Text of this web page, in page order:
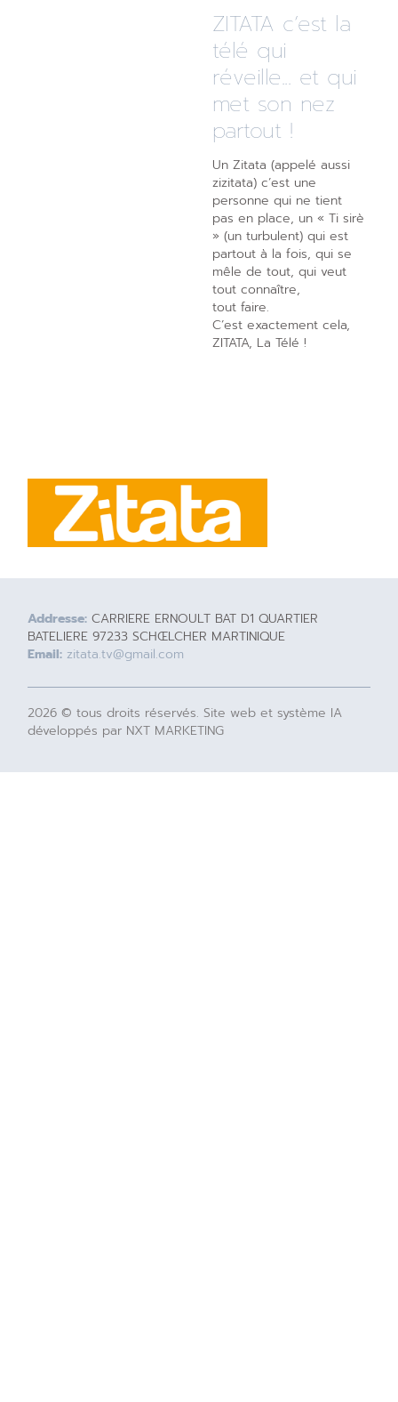
ZITATA c’est la
télé qui
réveille... et qui
met son nez
partout !
Un Zitata (appelé aussi
zizitata) c’est une
personne qui ne tient
pas en place, un « Ti sirè
» (un turbulent) qui est
partout à la fois, qui se
mêle de tout, qui veut
tout connaître,
tout faire.
C’est exactement cela,
ZITATA, La Télé !
Addresse: CARRIERE ERNOULT BAT D1 QUARTIER
BATELIERE 97233 SCHŒLCHER MARTINIQUE
Email: zitata.tv@gmail.com
2026 © tous droits réservés. Site web et système IA
développés par NXT MARKETING